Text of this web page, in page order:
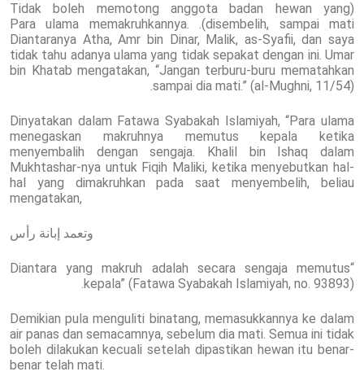
(Tidak boleh memotong anggota badan hewan yang
disembelih, sampai mati). Para ulama memakruhkannya.
Diantaranya Atha, Amr bin Dinar, Malik, as-Syafii, dan saya
tidak tahu adanya ulama yang tidak sepakat dengan ini. Umar
bin Khatab mengatakan, “Jangan terburu-buru mematahkan
sampai dia mati.” (al-Mughni, 11/54).
Dinyatakan dalam Fatawa Syabakah Islamiyah, “Para ulama
menegaskan makruhnya memutus kepala ketika
menyembalih dengan sengaja. Khalil bin Ishaq dalam
Mukhtashar-nya untuk Fiqih Maliki, ketika menyebutkan hal-
hal yang dimakruhkan pada saat menyembelih, beliau
mengatakan,
وتعمد إبانة رأس
“Diantara yang makruh adalah secara sengaja memutus
kepala” (Fatawa Syabakah Islamiyah, no. 93893).
Demikian pula menguliti binatang, memasukkannya ke dalam
air panas dan semacamnya, sebelum dia mati. Semua ini tidak
boleh dilakukan kecuali setelah dipastikan hewan itu benar-
benar telah mati.